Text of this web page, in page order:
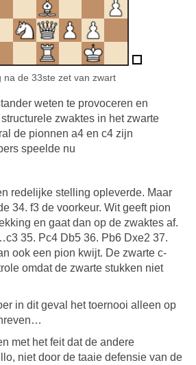
na de 33ste zet van zwart
weten te provoceren en
zwaktes in het zwarte
de pionnen a4 en c4 zijn
speelde nu
redelijke stelling opleverde. Maar
34. f3 de voorkeur. Wit geeft pion
en gaat dan op de zwaktes af.
35. Pc4 Db5 36. Pb6 Dxe2 37.
ook een pion kwijt. De zwarte c-
omdat de zwarte stukken niet
in dit geval het toernooi alleen op
met het feit dat de andere
niet door de taaie defensie van de